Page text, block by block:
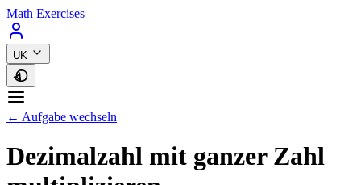
Math Exercises
UK
← Aufgabe wechseln
Dezimalzahl mit ganzer Zahl